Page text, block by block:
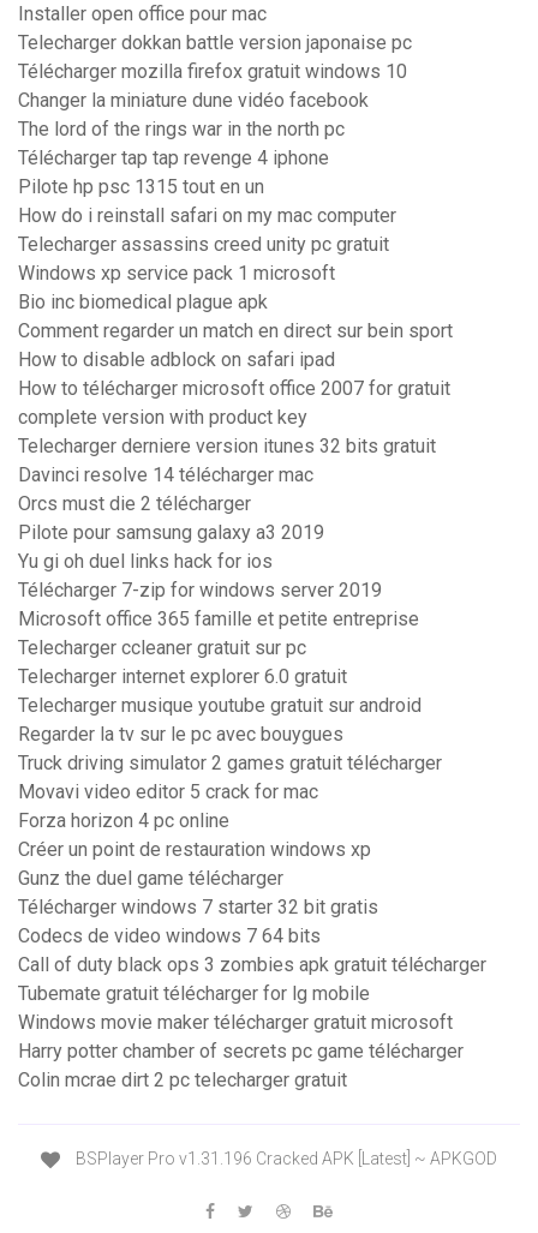
Installer open office pour mac
Telecharger dokkan battle version japonaise pc
Télécharger mozilla firefox gratuit windows 10
Changer la miniature dune vidéo facebook
The lord of the rings war in the north pc
Télécharger tap tap revenge 4 iphone
Pilote hp psc 1315 tout en un
How do i reinstall safari on my mac computer
Telecharger assassins creed unity pc gratuit
Windows xp service pack 1 microsoft
Bio inc biomedical plague apk
Comment regarder un match en direct sur bein sport
How to disable adblock on safari ipad
How to télécharger microsoft office 2007 for gratuit
complete version with product key
Telecharger derniere version itunes 32 bits gratuit
Davinci resolve 14 télécharger mac
Orcs must die 2 télécharger
Pilote pour samsung galaxy a3 2019
Yu gi oh duel links hack for ios
Télécharger 7-zip for windows server 2019
Microsoft office 365 famille et petite entreprise
Telecharger ccleaner gratuit sur pc
Telecharger internet explorer 6.0 gratuit
Telecharger musique youtube gratuit sur android
Regarder la tv sur le pc avec bouygues
Truck driving simulator 2 games gratuit télécharger
Movavi video editor 5 crack for mac
Forza horizon 4 pc online
Créer un point de restauration windows xp
Gunz the duel game télécharger
Télécharger windows 7 starter 32 bit gratis
Codecs de video windows 7 64 bits
Call of duty black ops 3 zombies apk gratuit télécharger
Tubemate gratuit télécharger for lg mobile
Windows movie maker télécharger gratuit microsoft
Harry potter chamber of secrets pc game télécharger
Colin mcrae dirt 2 pc telecharger gratuit
BSPlayer Pro v1.31.196 Cracked APK [Latest] ~ APKGOD